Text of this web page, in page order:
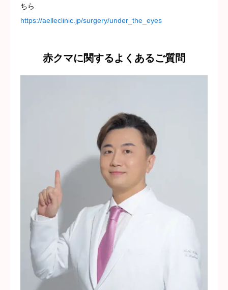
ちら
https://aelleclinic.jp/surgery/under_the_eyes
赤クマに関するよくあるご質問